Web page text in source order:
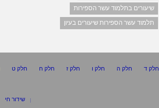
שיעורים בתלמוד עשר הספירות
תלמוד עשר הספירות שיעורים בעיון
חלק ד חלק ה חלק ו חלק ז חלק ח חלק ט
שידור חי